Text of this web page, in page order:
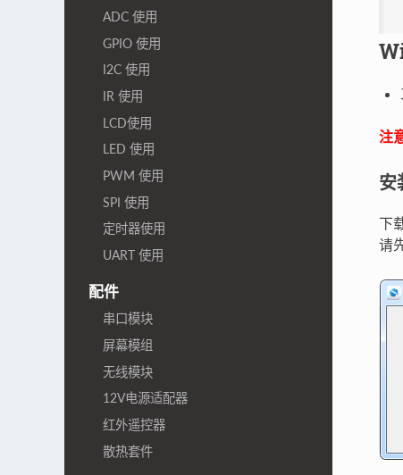
ADC 使用
GPIO 使用
I2C 使用
IR 使用
LCD使用
LED 使用
PWM 使用
SPI 使用
定时器使用
UART 使用
配件
串口模块
屏幕模组
无线模块
12V电源适配器
红外遥控器
散热套件
注
安
下
请